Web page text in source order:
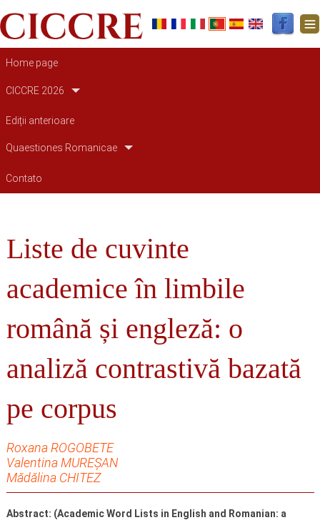
Navegação principal
Home page
CICCRE 2026
Ediții anterioare
Quaestiones Romanicae
Contato
Liste de cuvinte
academice în limbile
română și engleză: o
analiză contrastivă bazată
pe corpus
Roxana ROGOBETE
Valentina MUREȘAN
Mădălina CHITEZ
Abstract: (Academic Word Lists in English and Romanian: a